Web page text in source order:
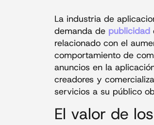
La industria de
demanda de publicidad
relacionado con el
comportamiento de
anuncios en la
creadores y
servicios a su público
El valor de